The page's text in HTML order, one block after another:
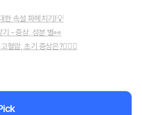
한 속설 파헤치기!💡
기 - 증상, 성분 별👀
혈압, 초기 증상은?👨🏻‍⚕️